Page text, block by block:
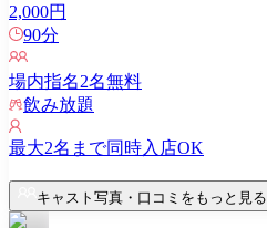
2,000円
90分
場内指名2名無料
飲み放題
最大2名まで同時入店OK
キャスト写真・口コミをもっと見る